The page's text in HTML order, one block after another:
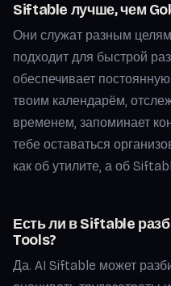
Siftable лучше, чем
Они служат разным
подходит для быстрой
обеспечивает
твоим календарём,
временем, запоминает
тебе оставаться
как об утилите, а об
Есть ли в Siftable
Tools?
Да. AI Siftable может